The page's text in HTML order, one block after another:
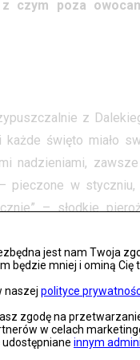
jest nam Twoja
mniej i ominą Cię
naszej polityce
zgodę na
w celach
innym
czym poza
z
święto miało
nadzieniami,
pieczone w
– słodkie
wieje nudą?
danie. A jeśli